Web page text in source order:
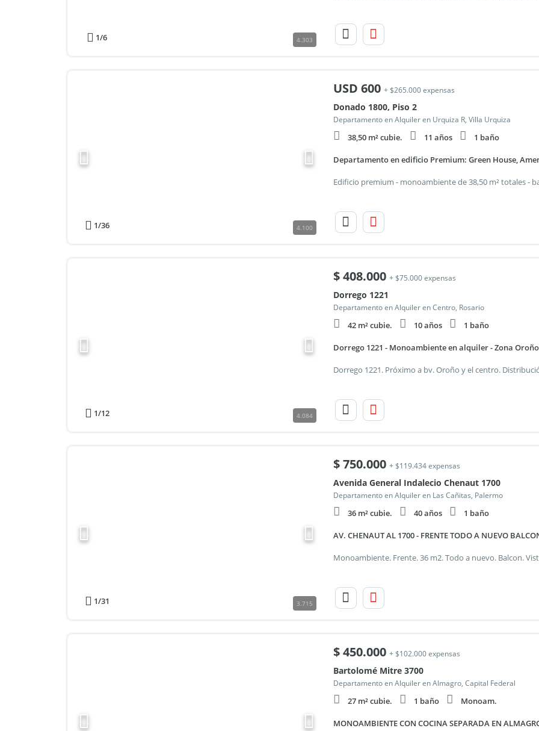
1/6 4.303
1/36 4.100
USD 600 + $265.000 expensas
Donado 1800, Piso 2
Departamento en Alquiler en Urquiza R, Villa Urquiza
38,50 m² cubie. 11 años 1 baño
Departamento en edificio Premium: Green House,
1/12 4.084
$408.000 + $75.000 expensas
Dorrego 1221
Departamento en Alquiler en Centro, Rosario
42 m² cubie. 10 años 1 baño
Dorrego 1221 - Monoambiente en alquiler - Zona Oroño
1/31 3.715
$750.000 + $119.434 expensas
Avenida General Indalecio Chenaut 1700
Departamento en Alquiler en Las Cañitas, Palermo
36 m² cubie. 40 años 1 baño
AV. CHENAUT AL 1700 - FRENTE TODO A NUEVO
$450.000 + $102.000 expensas
Bartolomé Mitre 3700
Departamento en Alquiler en Almagro, Capital Federal
27 m² cubie. 1 baño Monoam.
MONOAMBIENTE CON COCINA SEPARADA EN